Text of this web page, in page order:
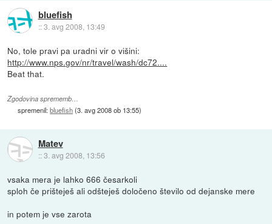
bluefish
::3. avg 2008, 13:49
No, tole pravi pa uradni vir o višini:
http://www.nps.gov/nr/travel/wash/dc72....
Beat that.
Zgodovina sprememb…
spremenil:bluefish(3. avg 2008 ob 13:55)
Matev
::3. avg 2008, 13:56
vsaka mera je lahko 666 česarkoli
sploh če prišteješ ali odšteješ določeno število od dejanske mere
in potem je vse zarota